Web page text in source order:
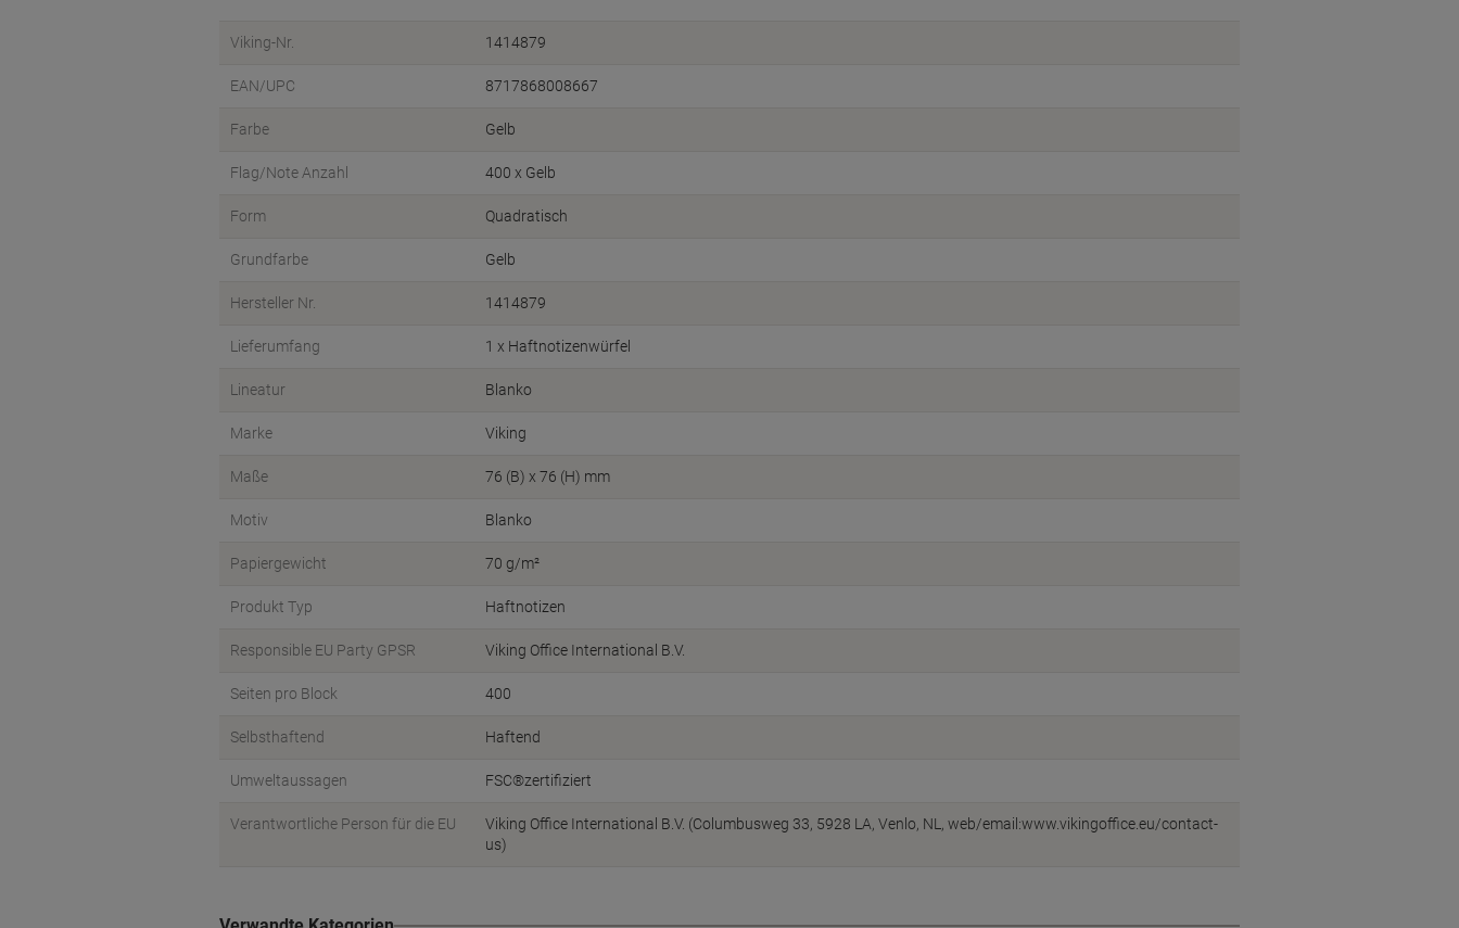
Viking-Nr. 1414879
EAN/UPC 8717868008667
Farbe Gelb
Flag/Note Anzahl 400 x Gelb
Form Quadratisch
Grundfarbe Gelb
Hersteller Nr. 1414879
Lieferumfang 1 x Haftnotizenwürfel
Lineatur Blanko
Marke Viking
Maße 76 (B) x 76 (H) mm
Motiv Blanko
Papiergewicht 70 g/m²
Produkt Typ Haftnotizen
Responsible EU Party GPSR Viking Office International B.V.
Seiten pro Block 400
Selbsthaftend Haftend
Umweltaussagen FSC®zertifiziert
Verantwortliche Person für die EU
Viking Office International B.V. (Columbusweg 33, 5928 LA, Venlo, NL, web/email:www.vikingoffice.eu/contact-
us)